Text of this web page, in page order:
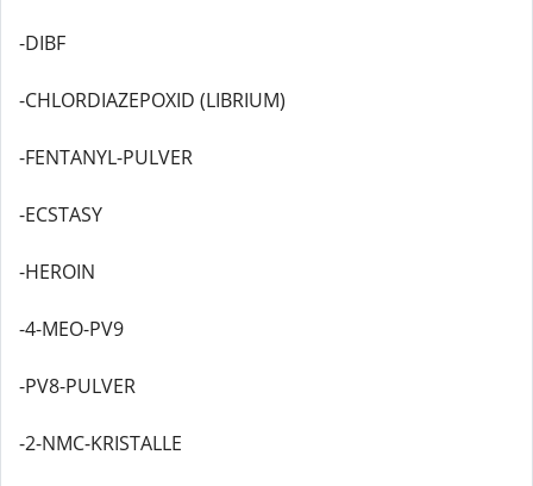
-DIBF
-CHLORDIAZEPOXID (LIBRIUM)
-FENTANYL-PULVER
-ECSTASY
-HEROIN
-4-MEO-PV9
-PV8-PULVER
-2-NMC-KRISTALLE